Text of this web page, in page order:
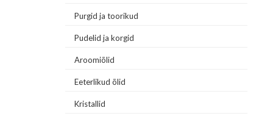
Purgid ja toorikud
Pudelid ja korgid
Aroomiõlid
Eeterlikud õlid
Kristallid